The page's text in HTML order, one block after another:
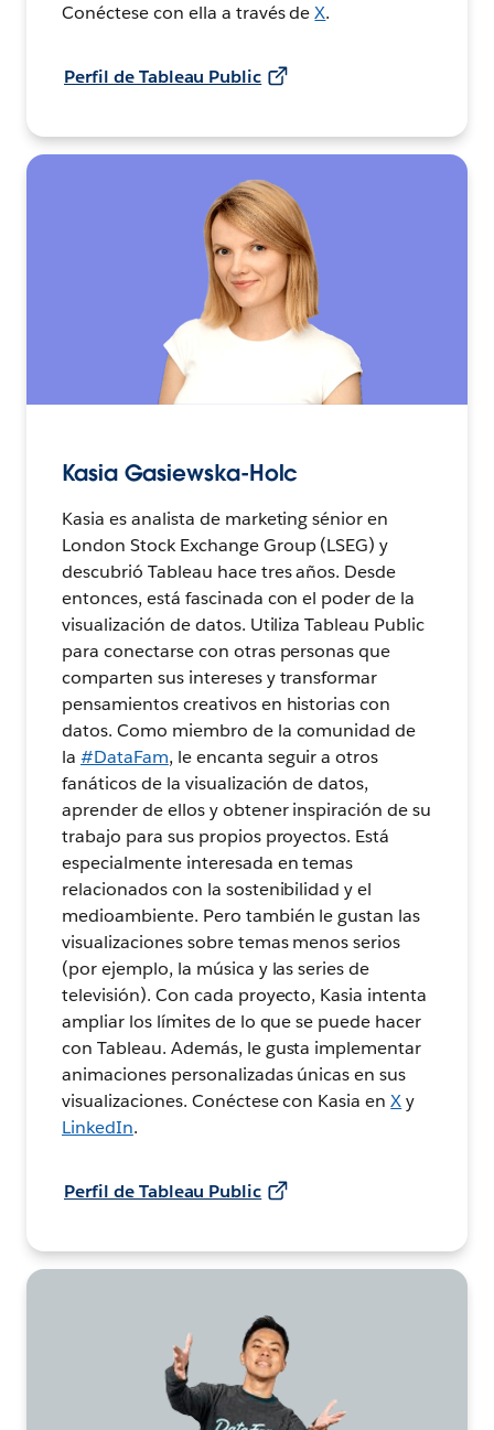
Conéctese con ella a través deX.
Perfil de Tableau Public
Kasia Gasiewska-Holc
Kasia es analista de marketing sénior en
London Stock Exchange Group (LSEG) y
descubrió Tableau hace tres años. Desde
entonces, está fascinada con el poder de la
visualización de datos. Utiliza Tableau Public
para conectarse con otras personas que
comparten sus intereses y transformar
pensamientos creativos en historias con
datos. Como miembro de la comunidad de
la #DataFam, le encanta seguir a otros
fanáticos de la visualización de datos,
aprender de ellos y obtener inspiración de su
trabajo para sus propios proyectos. Está
especialmente interesada en temas
relacionados con la sostenibilidad y el
medioambiente. Pero también le gustan las
visualizaciones sobre temas menos serios
(por ejemplo, la música y las series de
televisión). Con cada proyecto, Kasia intenta
ampliar los límites de lo que se puede hacer
con Tableau. Además, le gusta implementar
animaciones personalizadas únicas en sus
visualizaciones. Conéctese con Kasia enXy
LinkedIn.
Perfil de Tableau Public